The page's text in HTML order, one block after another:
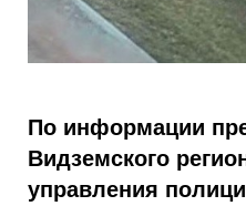
По информации
Видземского
управления